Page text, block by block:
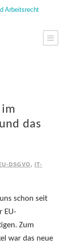
Arbeitsrecht
das
DSGVO,
IT-
schon seit
EU-
Zum
war das neue